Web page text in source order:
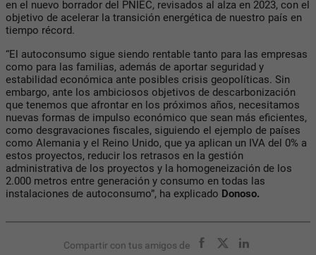
en el nuevo borrador del PNIEC, revisados al alza en 2023, con el
objetivo de acelerar la transición energética de nuestro país en
tiempo récord.
“El autoconsumo sigue siendo rentable tanto para las empresas
como para las familias, además de aportar seguridad y
estabilidad económica ante posibles crisis geopolíticas. Sin
embargo, ante los ambiciosos objetivos de descarbonización
que tenemos que afrontar en los próximos años, necesitamos
nuevas formas de impulso económico que sean más eficientes,
como desgravaciones fiscales, siguiendo el ejemplo de países
como Alemania y el Reino Unido, que ya aplican un IVA del 0% a
estos proyectos, reducir los retrasos en la gestión
administrativa de los proyectos y la homogeneización de los
2.000 metros entre generación y consumo en todas las
instalaciones de autoconsumo”, ha explicado Donoso.
Compartir con tus amigos de